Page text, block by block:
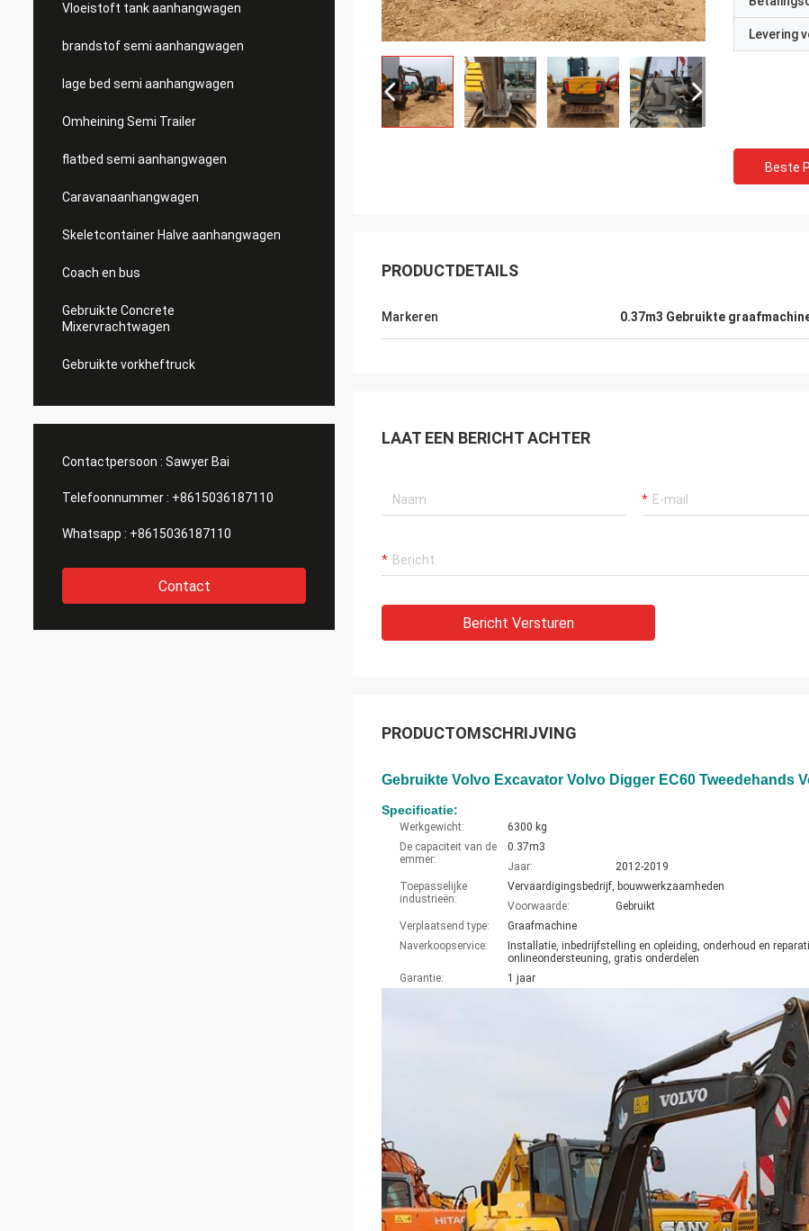
Vloeistoft tank aanhangwagen
brandstof semi aanhangwagen
lage bed semi aanhangwagen
Omheining Semi Trailer
flatbed semi aanhangwagen
Caravanaanhangwagen
Skeletcontainer Halve aanhangwagen
Coach en bus
Gebruikte Concrete
Mixervrachtwagen
Gebruikte vorkheftruck
Contactpersoon : Sawyer Bai
Telefoonnummer : +8615036187110
Whatsapp : +8615036187110
Contact
Levering
Beste
PRODUCTDETAILS
Markeren 0.37m3 Gebruikte
LAAT EEN BERICHT ACHTER
Bericht Versturen
PRODUCTOMSCHRIJVING
Gebruikte Volvo Excavator Volvo Digger EC60 Tweedehands
Specificatie:
Werkgewicht:
6300 kg
De capaciteit van de
emmer:
0.37m3
Jaar:
2012-2019
Toepasselijke
industrieën:
Vervaardigingsbedrijf, bouwwerkzaamheden
Voorwaarde:
Gebruikt
Verplaatsend type:
Graafmachine
Naverkoopservice:
Installatie, inbedrijfstelling en opleiding, onderhoud en
onlineondersteuning, gratis onderdelen
Garantie:
1 jaar